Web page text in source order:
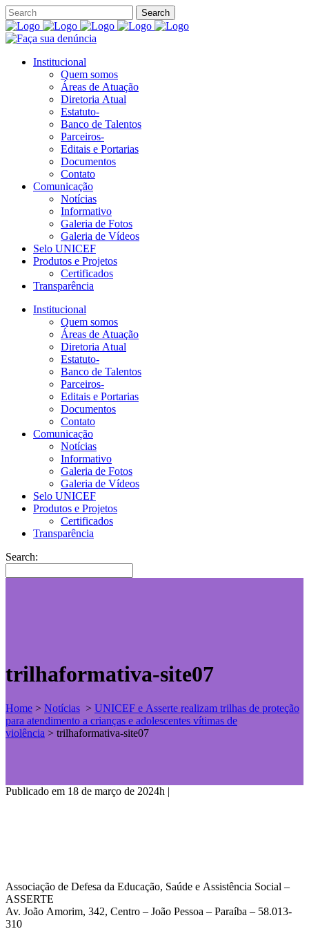
Institucional
Quem somos
Áreas de Atuação
Diretoria Atual
Estatuto-
Banco de Talentos
Parceiros-
Editais e Portarias
Documentos
Contato
Comunicação
Notícias
Informativo
Galeria de Fotos
Galeria de Vídeos
Selo UNICEF
Produtos e Projetos
Certificados
Transparência
Institucional
Quem somos
Áreas de Atuação
Diretoria Atual
Estatuto-
Banco de Talentos
Parceiros-
Editais e Portarias
Documentos
Contato
Comunicação
Notícias
Informativo
Galeria de Fotos
Galeria de Vídeos
Selo UNICEF
Produtos e Projetos
Certificados
Transparência
Search:
trilhaformativa-site07
Home > Notícias > UNICEF e Asserte realizam trilhas de proteção
para atendimento a crianças e adolescentes vítimas de
violência > trilhaformativa-site07
Publicado em 18 de março de 2024h |
Associação de Defesa da Educação, Saúde e Assistência Social –
ASSERTE
Av. João Amorim, 342, Centro – João Pessoa – Paraíba – 58.013-
310